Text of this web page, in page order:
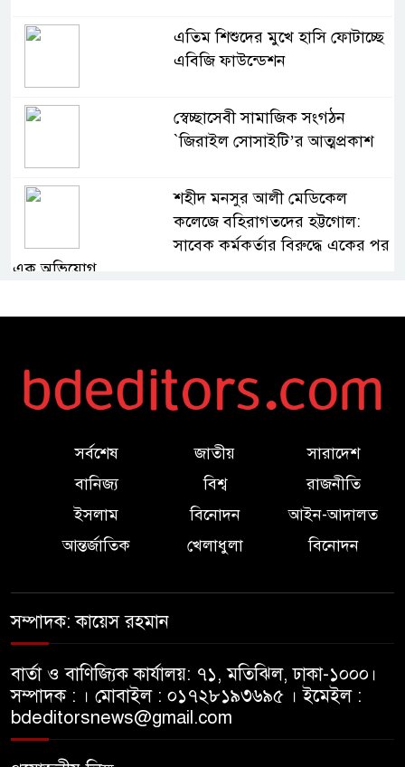
এতিম শিশুদের মুখে হাসি ফোটাচ্ছে
এবিজি ফাউন্ডেশন
স্বেচ্ছাসেবী সামাজিক সংগঠন
`জিরাইল সোসাইটি’র আত্মপ্রকাশ
শহীদ মনসুর আলী মেডিকেল
কলেজে বহিরাগতদের হট্টগোল:
সাবেক কর্মকর্তার বিরুদ্ধে একের পর
এক অভিযোগ
জুলাই গণঅভ্যুত্থানের দুই বছর:
বাংলাদেশে চালু হতে যাচ্ছে বিশ্বখ্যাত
ম্যানচেস্টারে শিশু নির্যাতনের
অভিযোগ, পাকিস্তানের সাবেক মন্ত্রীর
রাজনৈতিক প্রত্যাবর্তন
প্রধানমন্ত্রীর ২৫ কোটি বৃক্ষরোপণ
কর্মসূচিতে পবিপ্রবি ছাত্রদলের
অংশগ্রহণ
সর্বশেষ জাতীয়
সারাদেশ
বানিজ্য
বিশ্ব
রাজনীতি
ইসলাম
বিনোদন
আইন-আদালত
আন্তর্জাতিক
খেলাধুলা বিনোদন
সম্পাদক: কায়েস রহমান
বার্তা ও বাণিজ্যিক কার্যালয়: ৭১, মতিঝিল, ঢাকা-১০০০।
সম্পাদক : । মোবাইল : ০১৭২৮১৯৩৬৯৫ । ইমেইল :
bdeditorsnews@gmail.com